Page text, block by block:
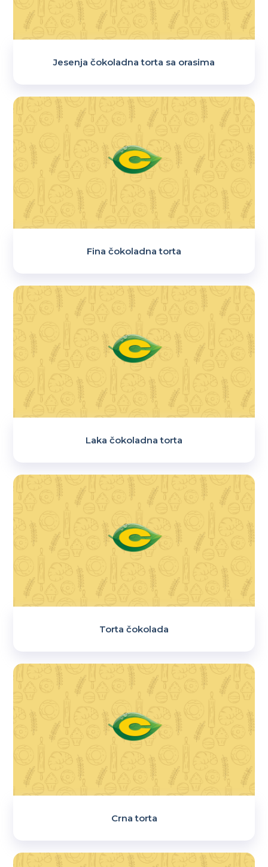
Jesenja čokoladna torta sa orasima
Fina čokoladna torta
Laka čokoladna torta
Torta čokolada
Crna torta